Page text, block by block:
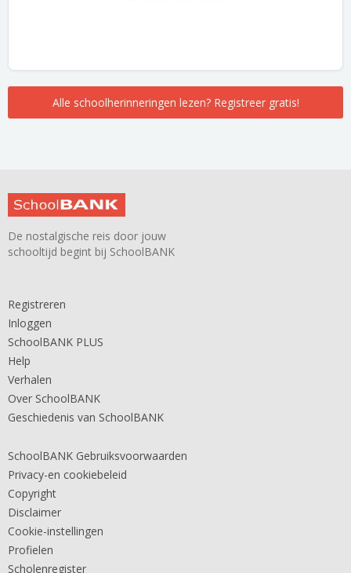
Alle schoolherinneringen lezen? Registreer gratis!
De nostalgische reis door jouw
schooltijd begint bij SchoolBANK
Registreren
Inloggen
SchoolBANK PLUS
Help
Verhalen
Over SchoolBANK
Geschiedenis van SchoolBANK
SchoolBANK Gebruiksvoorwaarden
Privacy-en cookiebeleid
Copyright
Disclaimer
Cookie-instellingen
Profielen
Scholenregister